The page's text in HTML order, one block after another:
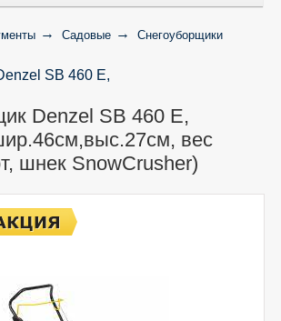
Садовые Снегоуборщики
SB 460 E,
Denzel SB 460 E,
вес
шнек SnowCrusher)